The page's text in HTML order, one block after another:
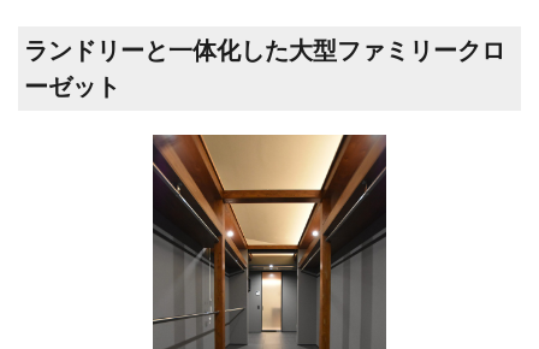
ランドリーと一体化した大型ファミリークロ
ーゼット